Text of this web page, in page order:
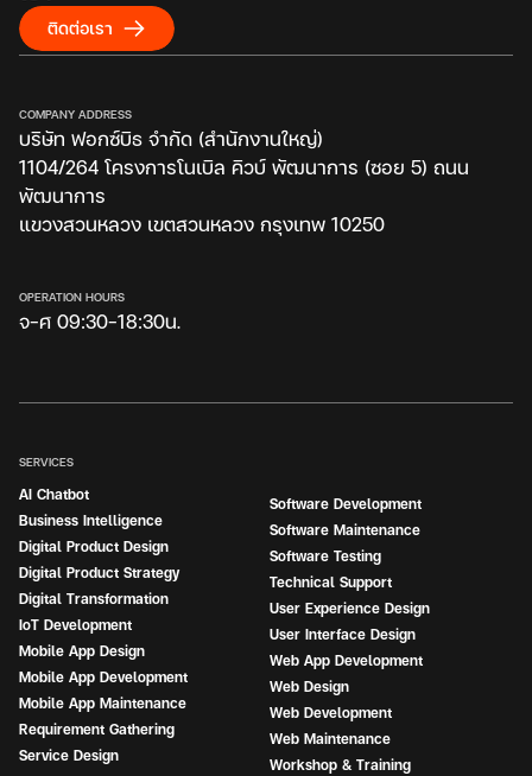
COMPANY ADDRESS
บริษัท ฟอกซ์บิธ จำกัด (สำนักงานใหญ่)
1104/264 โครงการโนเบิล คิวบ์ พัฒนาการ (ซอย 5) ถนน
พัฒนาการ
แขวงสวนหลวง เขตสวนหลวง กรุงเทพ 10250
OPERATION HOURS
จ-ศ 09:30-18:30น.
ติดต่อเรา
SERVICES
AI Chatbot
Business Intelligence
Digital Product Design
Digital Product Strategy
Digital Transformation
IoT Development
Mobile App Design
Mobile App Development
Mobile App Maintenance
Requirement Gathering
Service Design
Software Development
Software Maintenance
Software Testing
Technical Support
User Experience Design
User Interface Design
Web App Development
Web Design
Web Development
Web Maintenance
Workshop & Training